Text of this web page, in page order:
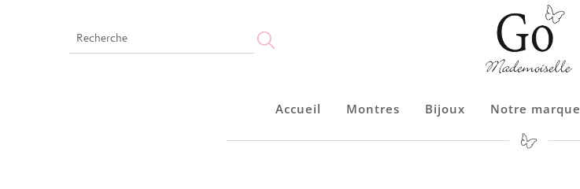
Accueil Montres Bijoux Notre marque